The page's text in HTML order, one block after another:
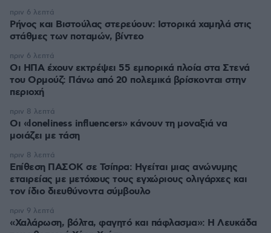
Ρήνος και Βιστούλας στερεύουν: Ιστορικά χαμηλά στις
στάθμες των ποταμών, βίντεο
πριν 6 λεπτά
Οι ΗΠΑ έχουν εκτρέψει 55 εμπορικά πλοία στα Στενά
του Ορμούζ: Πάνω από 20 πολεμικά βρίσκονται στην
περιοχή
πριν 6 λεπτά
Οι «loneliness influencers» κάνουν τη μοναξιά να
μοιάζει με τάση
πριν 8 λεπτά
Επίθεση ΠΑΣΟΚ σε Τσίπρα: Ηγείται μιας ανώνυμης
εταιρείας με μετόχους τους εγχώριους ολιγάρχες και
τον ίδιο διευθύνοντα σύμβουλο
πριν 8 λεπτά
«Χαλάρωση, βόλτα, φαγητό και πάφλασμα»: Η Λευκάδα
πριν 9 λεπτά